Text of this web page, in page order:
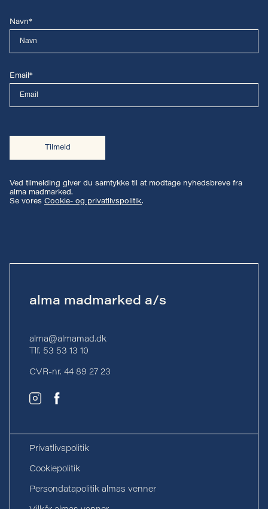
Navn*
Email*
Tilmeld
Ved tilmelding giver du samtykke til at modtage nyhedsbreve fra
alma madmarked.
Se vores Cookie- og privatlivspolitik.
alma madmarked a/s
alma@almamad.dk
Tlf. 53 53 13 10
CVR-nr. 44 89 27 23
Privatlivspolitik
Cookiepolitik
Persondatapolitik almas venner